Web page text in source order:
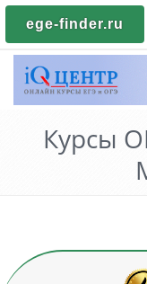
ege-finder.ru
Курсы